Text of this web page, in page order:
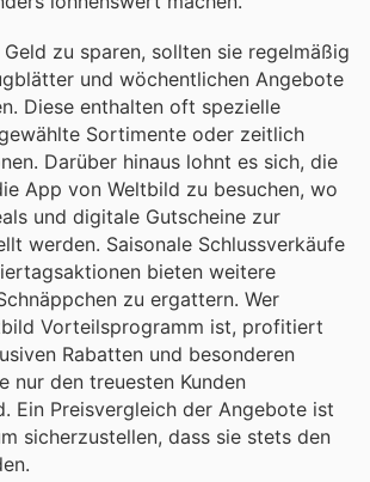
zu sparen, sollten sie regelmäßig
und wöchentlichen Angebote
Diese enthalten oft spezielle
Sortimente oder zeitlich
Darüber hinaus lohnt es sich, die
App von Weltbild zu besuchen, wo
und digitale Gutscheine zur
werden. Saisonale Schlussverkäufe
bieten weitere
zu ergattern. Wer
Vorteilsprogramm ist, profitiert
Rabatten und besonderen
nur den treuesten Kunden
Ein Preisvergleich der Angebote ist
sicherzustellen, dass sie stets den